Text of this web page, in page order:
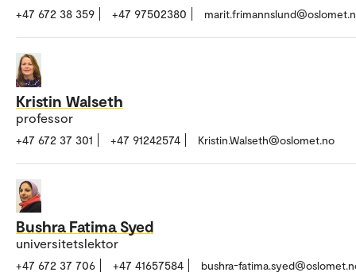
+47 672 38 359 +47 97502380
Kristin Walseth
professor
+47 672 37 301 +47 91242574 Kristin.Walseth@oslomet.no
Bushra Fatima Syed
universitetslektor
+47 672 37 706 +47 41657584 bushra-